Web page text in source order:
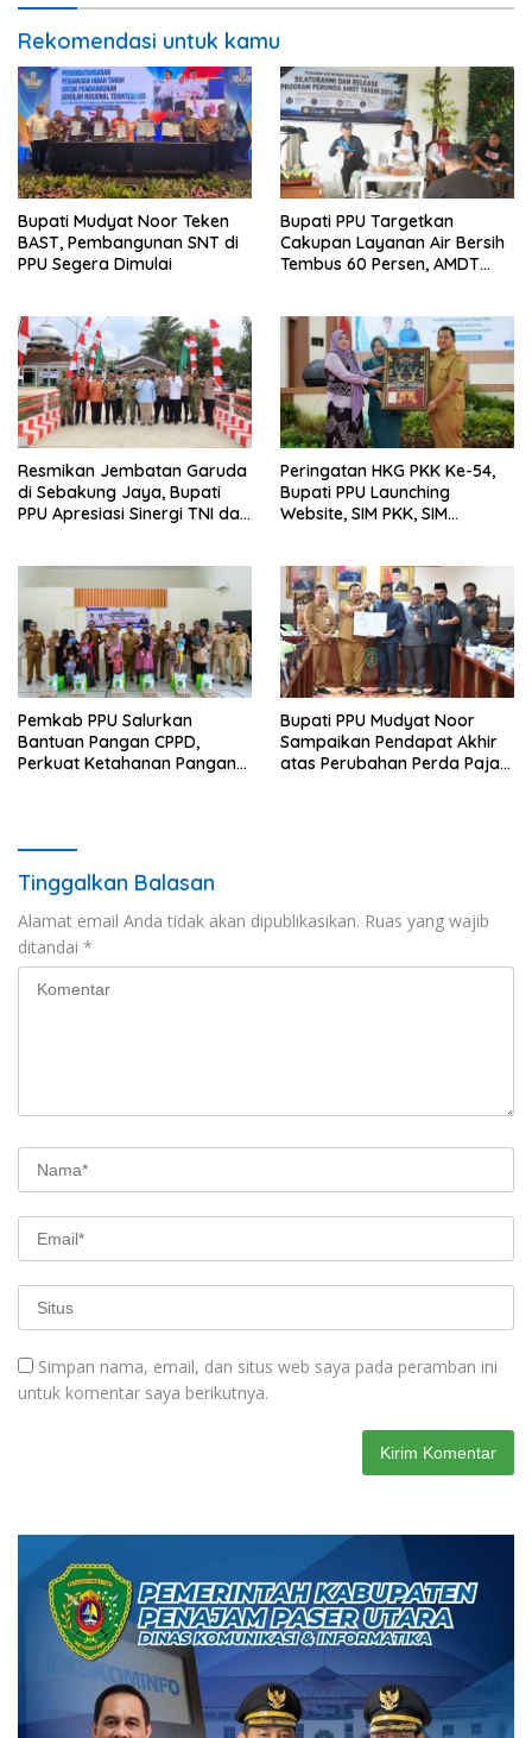
Rekomendasi untuk kamu
Bupati Mudyat Noor Teken
BAST, Pembangunan SNT di
PPU Segera Dimulai
Bupati PPU Targetkan
Cakupan Layanan Air Bersih
Tembus 60 Persen, AMDT
Resmikan Jembatan Garuda
di Sebakung Jaya, Bupati
PPU Apresiasi Sinergi TNI dan
Peringatan HKG PKK Ke-54,
Bupati PPU Launching
Website, SIM PKK, SIM
Pemkab PPU Salurkan
Bantuan Pangan CPPD,
Perkuat Ketahanan Pangan
Bupati PPU Mudyat Noor
Sampaikan Pendapat Akhir
atas Perubahan Perda Pajak
Tinggalkan Balasan
Alamat email Anda tidak akan dipublikasikan. Ruas yang wajib
ditandai *
Simpan nama, email, dan situs web saya pada peramban ini
untuk komentar saya berikutnya.